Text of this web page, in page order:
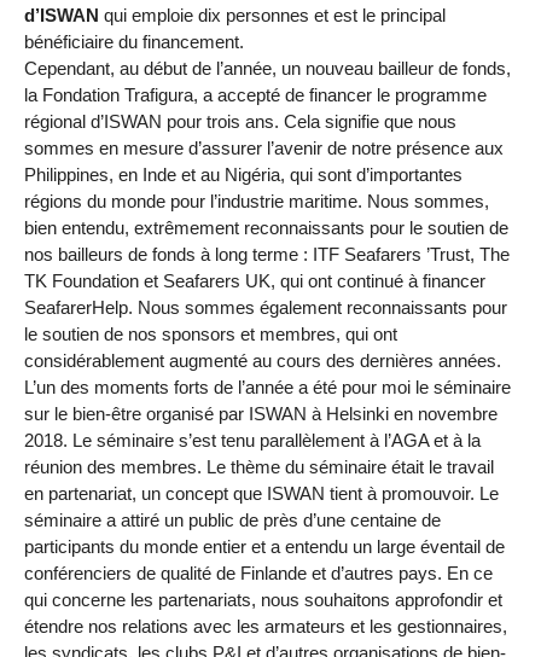
d’ISWAN qui emploie dix personnes et est le principal
bénéficiaire du financement.
Cependant, au début de l’année, un nouveau bailleur de fonds,
la Fondation Trafigura, a accepté de financer le programme
régional d’ISWAN pour trois ans. Cela signifie que nous
sommes en mesure d’assurer l’avenir de notre présence aux
Philippines, en Inde et au Nigéria, qui sont d’importantes
régions du monde pour l’industrie maritime. Nous sommes,
bien entendu, extrêmement reconnaissants pour le soutien de
nos bailleurs de fonds à long terme : ITF Seafarers ’Trust, The
TK Foundation et Seafarers UK, qui ont continué à financer
SeafarerHelp. Nous sommes également reconnaissants pour
le soutien de nos sponsors et membres, qui ont
considérablement augmenté au cours des dernières années.
L’un des moments forts de l’année a été pour moi le séminaire
sur le bien-être organisé par ISWAN à Helsinki en novembre
2018. Le séminaire s’est tenu parallèlement à l’AGA et à la
réunion des membres. Le thème du séminaire était le travail
en partenariat, un concept que ISWAN tient à promouvoir. Le
séminaire a attiré un public de près d’une centaine de
participants du monde entier et a entendu un large éventail de
conférenciers de qualité de Finlande et d’autres pays. En ce
qui concerne les partenariats, nous souhaitons approfondir et
étendre nos relations avec les armateurs et les gestionnaires,
les syndicats, les clubs P&I et d’autres organisations de bien-